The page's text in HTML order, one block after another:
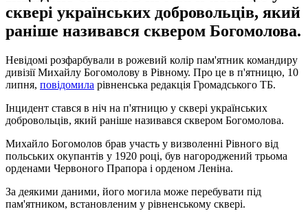
сквері українських добровольців, який
раніше називався сквером Богомолова.
Невідомі розфарбували в рожевий колір пам'ятник командиру
дивізії Михайлу Богомолову в Рівному. Про це в п'ятницю, 10
липня, повідомила рівненська редакція Громадського ТБ.
Інцидент стався в ніч на п'ятницю у сквері українських
добровольців, який раніше називався сквером Богомолова.
Михайло Богомолов брав участь у визволенні Рівного від
польських окупантів у 1920 році, був нагороджений трьома
орденами Червоного Прапора і орденом Леніна.
За деякими даними, його могила може перебувати під
пам'ятником, встановленим у рівненському сквері.